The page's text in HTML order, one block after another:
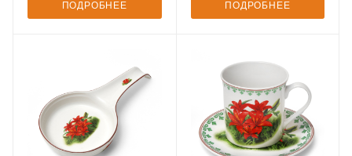
ПОДРОБНЕЕ ПОДРОБНЕЕ